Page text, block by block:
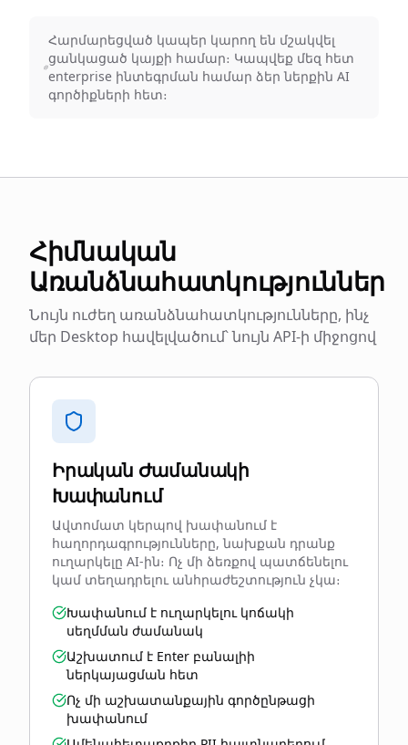
Հարմարեցված կապեր կարող են մշակվել
ցանկացած կայքի համար։ Կապվեք մեզ հետ
enterprise ինտեգրման համար ձեր ներքին AI
գործիքների հետ։
Հիմնական
Առանձնահատկություններ
Նույն ուժեղ առանձնահատկությունները, ինչ
մեր Desktop հավելվածում՝ նույն API-ի միջոցով
Իրական Ժամանակի
Խափանում
Ավտոմատ կերպով խափանում է
հաղորդագրությունները, նախքան դրանք
ուղարկելը AI-ին։ Ոչ մի ձեռքով պատճենելու
կամ տեղադրելու անհրաժեշտություն չկա։
Խափանում է ուղարկելու կոճակի
սեղմման ժամանակ
Աշխատում է Enter բանալիի
ներկայացման հետ
Ոչ մի աշխատանքային գործընթացի
խափանում